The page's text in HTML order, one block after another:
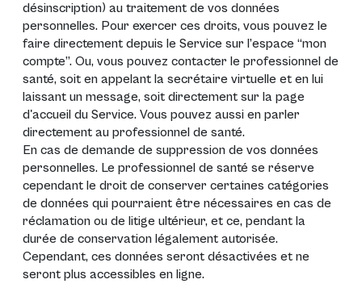
désinscription) au traitement de vos données
personnelles. Pour exercer ces droits, vous pouvez le
faire directement depuis le Service sur l’espace “mon
compte”. Ou, vous pouvez contacter le professionnel de
santé, soit en appelant la secrétaire virtuelle et en lui
laissant un message, soit directement sur la page
d'accueil du Service. Vous pouvez aussi en parler
directement au professionnel de santé.
En cas de demande de suppression de vos données
personnelles. Le professionnel de santé se réserve
cependant le droit de conserver certaines catégories
de données qui pourraient être nécessaires en cas de
réclamation ou de litige ultérieur, et ce, pendant la
durée de conservation légalement autorisée.
Cependant, ces données seront désactivées et ne
seront plus accessibles en ligne.